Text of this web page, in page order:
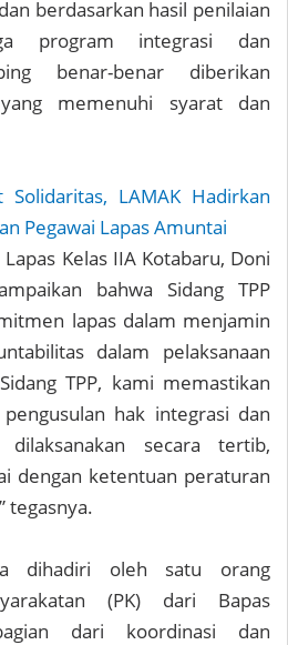
berdasarkan hasil penilaian
program integrasi dan
benar-benar diberikan
memenuhi syarat dan
Solidaritas, LAMAK Hadirkan
Pegawai Lapas Amuntai
Kelas IIA Kotabaru, Doni
bahwa Sidang TPP
lapas dalam menjamin
dalam pelaksanaan
TPP, kami memastikan
hak integrasi dan
dilaksanakan secara tertib,
dengan ketentuan peraturan
tegasnya.
dihadiri oleh satu orang
(PK) dari Bapas
dari koordinasi dan